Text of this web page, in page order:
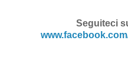
Seguiteci